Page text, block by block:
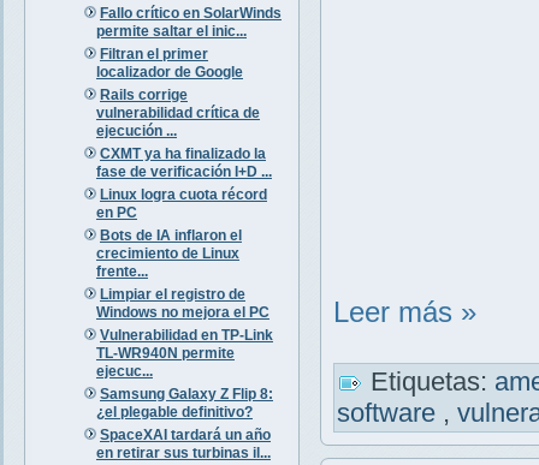
Fallo crítico en SolarWinds
permite saltar el inic...
Filtran el primer
localizador de Google
Rails corrige
vulnerabilidad crítica de
ejecución ...
CXMT ya ha finalizado la
fase de verificación I+D ...
Linux logra cuota récord
en PC
Bots de IA inflaron el
crecimiento de Linux
frente...
Limpiar el registro de
Windows no mejora el PC
Vulnerabilidad en TP-Link
TL-WR940N permite
ejecuc...
Samsung Galaxy Z Flip 8:
¿el plegable definitivo?
SpaceXAI tardará un año
en retirar sus turbinas il...
Leer más »
Etiquetas:
software ,